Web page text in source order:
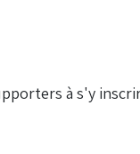
à s'y